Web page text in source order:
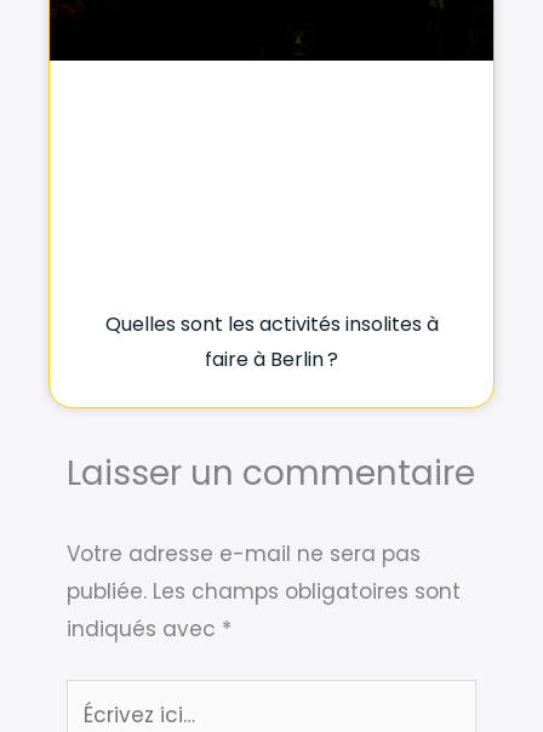
Quelles sont les activités insolites à
faire à Berlin ?
Laisser un commentaire
Votre adresse e-mail ne sera pas
publiée. Les champs obligatoires sont
indiqués avec *
Écrivez